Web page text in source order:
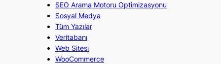
SEO Arama Motoru Optimizasyonu
Sosyal Medya
Tüm Yazılar
Veritabanı
Web Sitesi
WooCommerce